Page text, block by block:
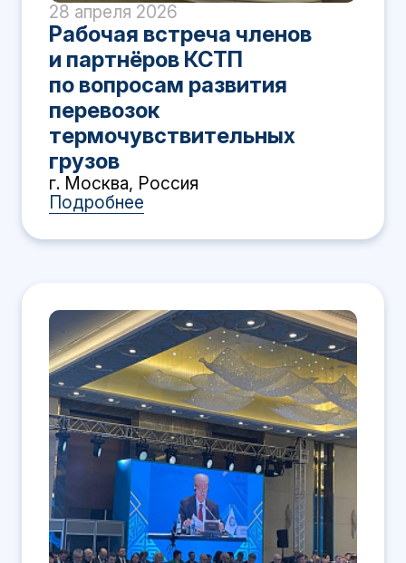
28 апреля 2026
Рабочая встреча членов
и партнёров КСТП
по вопросам развития
перевозок
термочувствительных
грузов
г. Москва, Россия
Подробнее